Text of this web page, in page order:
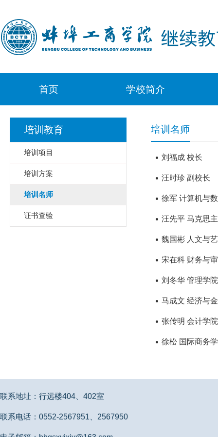
首页 学校简介
培训教育
培训项目
培训方案
培训名师
证书查验
培训名师
刘福成 校长
汪时珍 副校长
徐军 计算机与
汪先平 马克思
魏国彬 人文与
宋在科 财务与
刘冬华 管理学
马成文 经济与
张传明 会计学
徐松 国际商务
联系地址：行远楼404、402室
联系电话：0552-2567951、2567950